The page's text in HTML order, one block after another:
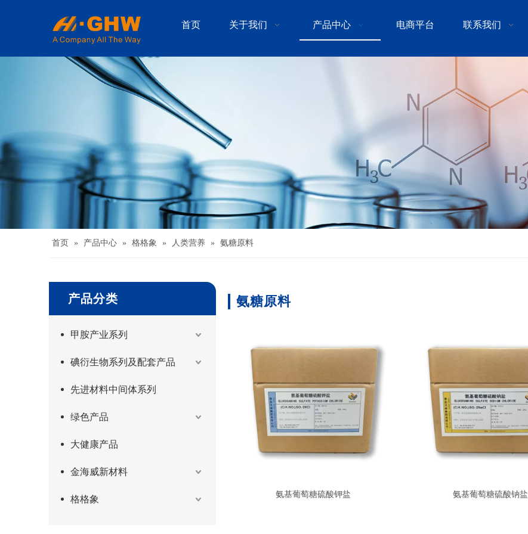
首页 关于我们 产品中心 电商平台 联系我们
首页 » 产品中心 » 格格象 » 人类营养 » 氨糖原料
产品分类
甲胺产业系列
碘衍生物系列及配套产品
先进材料中间体系列
绿色产品
大健康产品
金海威新材料
格格象
氨糖原料
氨基葡萄糖硫酸钾盐 氨基葡萄糖硫酸钠盐